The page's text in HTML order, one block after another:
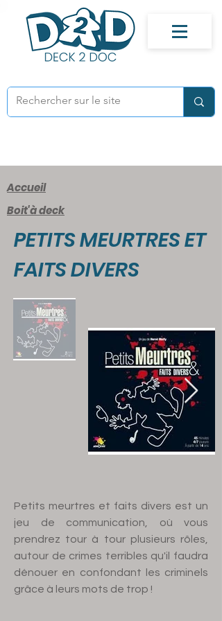
Accueil
Boit'à deck
PETITS MEURTRES ET
FAITS DIVERS
Petits meurtres et faits divers est un
jeu de communication, où vous
prendrez tour à tour plusieurs rôles,
autour de crimes terribles qu'il faudra
dénouer en confondant les criminels
grâce à leurs mots de trop !